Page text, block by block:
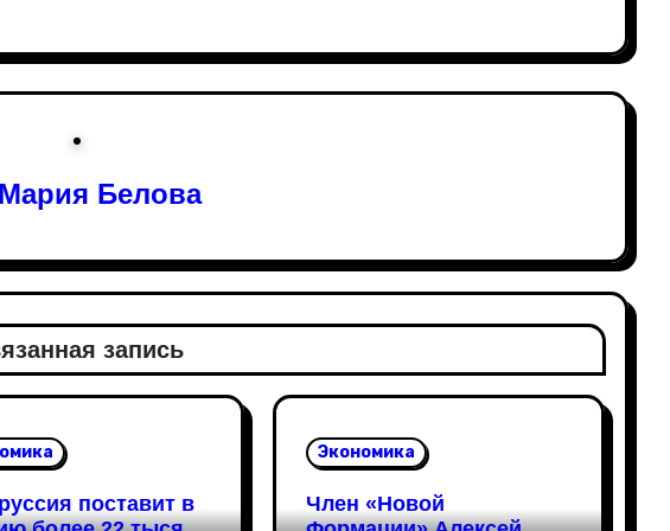
Мария Белова
запись
поставит в
Экономика
Член «Новой